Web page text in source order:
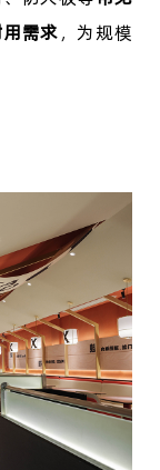
需求，为规模